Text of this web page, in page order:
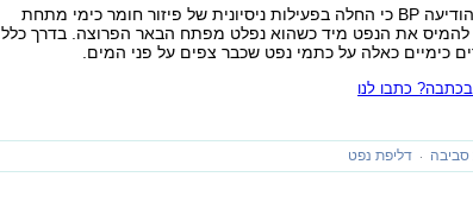
בסוף השבוע הודיעה BP כי החלה בפעילות ניסיונית של פיזור חומר כימי מתחת
להמיס את הנפט מיד כשהוא נפלט מפתח הבאר הפרוצה. בדרך כלל
כימיים כאלה על כתמי נפט שכבר צפים על פני המים.
כתבו לנו
סביבה דליפת נפט